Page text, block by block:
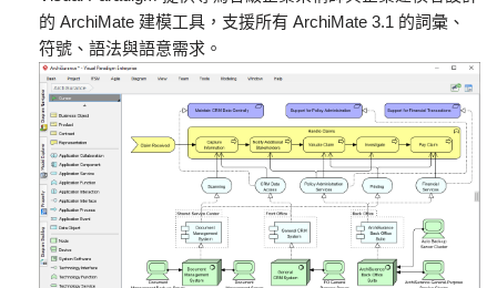
的 ArchiMate 建模工具，支援所有 ArchiMate 3.1 的詞彙、
符號、語法與語意需求。